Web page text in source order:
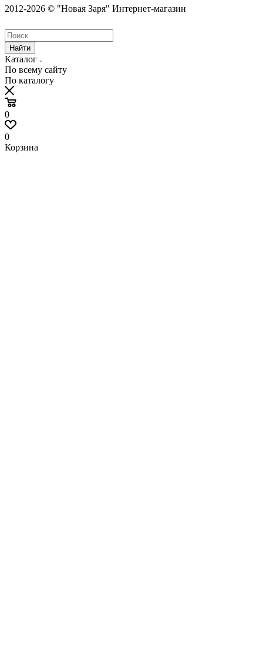
2012-2026 © "Новая Заря" Интернет-магазин
Найти
Каталог
По всему сайту
По каталогу
0
0
Корзина